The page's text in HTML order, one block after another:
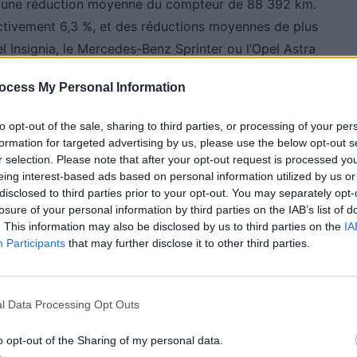
My Personal Information
opt-out of the sale, sharing to third parties, or processing of your
for targeted advertising by us, please use the below opt-out
selection. Please note that after your opt-out request is processed
interest-based ads based on personal information utilized by us
to third parties prior to your opt-out. You may separately
of your personal information by third parties on the IAB’s list of
This information may also be disclosed by us to third parties on the
Participants that may further disclose it to other third parties.
Data Processing Opt Outs
opt-out of the Sharing of my personal data.
réduction moyenne du compteur de 88 392 km.
6,3 %, et des réductions moyennes de plus
Insignia, le Mercedes-Benz Sprinter ou l’Opel Astra
tels que la Toyota Prius (14,3 % de véhicules
%).
de gamme, cibles
la fraude en France. Le Fiat Ducato affiche une
T5 et le Mercedes Sprinter suivent, avec
Ces véhicules, souvent utilisés pour la
gonflée grâce à une manipulation du